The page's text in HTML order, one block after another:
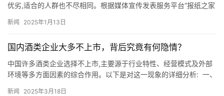
优劣,适合的人群也不尽相同。根据媒体宣传发表服务平台“报纸之家
新闻 2025年1月13日
国内酒类企业大多不上市，背后究竟有何隐情？
中国许多酒类企业选择不上市,主要源于行业特性、经营模式及外部
环境等多方面因素的综合作用。以下是对这一现象的详细分析: 一、
新闻 2025年3月18日